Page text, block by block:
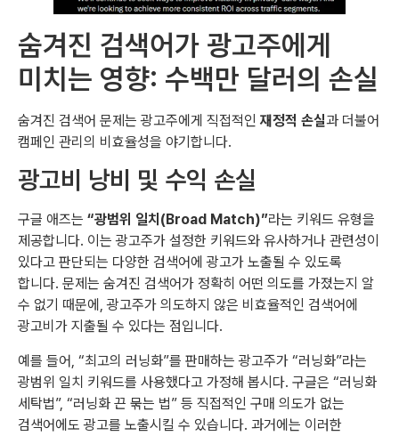
숨겨진 검색어가 광고주에게
미치는 영향: 수백만 달러의 손실
숨겨진 검색어 문제는 광고주에게 직접적인 재정적 손실과 더불어
캠페인 관리의 비효율성을 야기합니다.
광고비 낭비 및 수익 손실
구글 애즈는 “광범위 일치(Broad Match)”라는 키워드 유형을
제공합니다. 이는 광고주가 설정한 키워드와 유사하거나 관련성이
있다고 판단되는 다양한 검색어에 광고가 노출될 수 있도록
합니다. 문제는 숨겨진 검색어가 정확히 어떤 의도를 가졌는지 알
수 없기 때문에, 광고주가 의도하지 않은 비효율적인 검색어에
광고비가 지출될 수 있다는 점입니다.
예를 들어, “최고의 러닝화”를 판매하는 광고주가 “러닝화”라는
광범위 일치 키워드를 사용했다고 가정해 봅시다. 구글은 “러닝화
세탁법”, “러닝화 끈 묶는 법” 등 직접적인 구매 의도가 없는
검색어에도 광고를 노출시킬 수 있습니다. 과거에는 이러한